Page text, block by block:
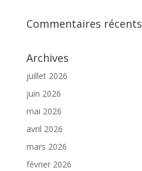
Commentaires récents
Archives
juillet 2026
juin 2026
mai 2026
avril 2026
mars 2026
février 2026